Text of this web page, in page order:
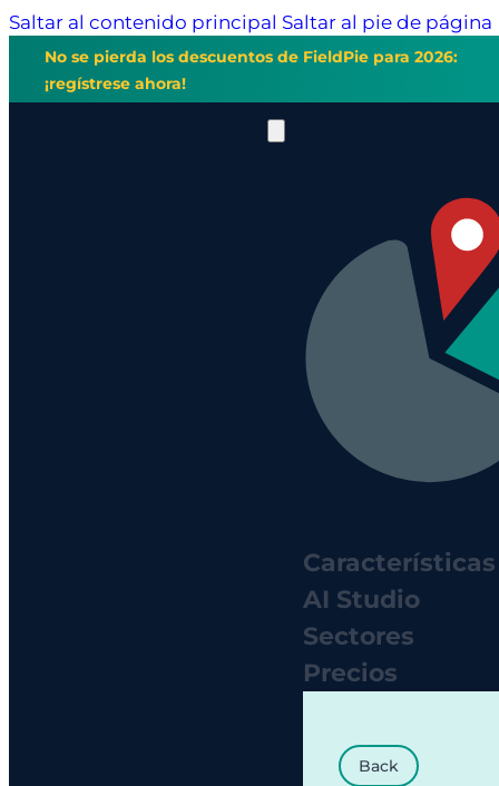
Saltar al contenido principal Saltar al pie de página
No se pierda los descuentos de FieldPie para 2026:
¡regístrese ahora!
Características
AI Studio
Sectores
Precios
Back